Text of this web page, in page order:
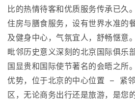
比的热情待客和优质服务传承已久
住房与膳食服务，设有世界水准的
及健身中心，气氛宜人，舒畅惬意
毗邻历史意义深刻的北京国际俱
国显贵和国际使节著名的会晤之所
优势，位于北京的中心位置 – 紧
区，无论商务出行还是旅游，是您